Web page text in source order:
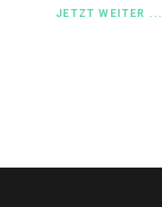
JETZT WEITER ...